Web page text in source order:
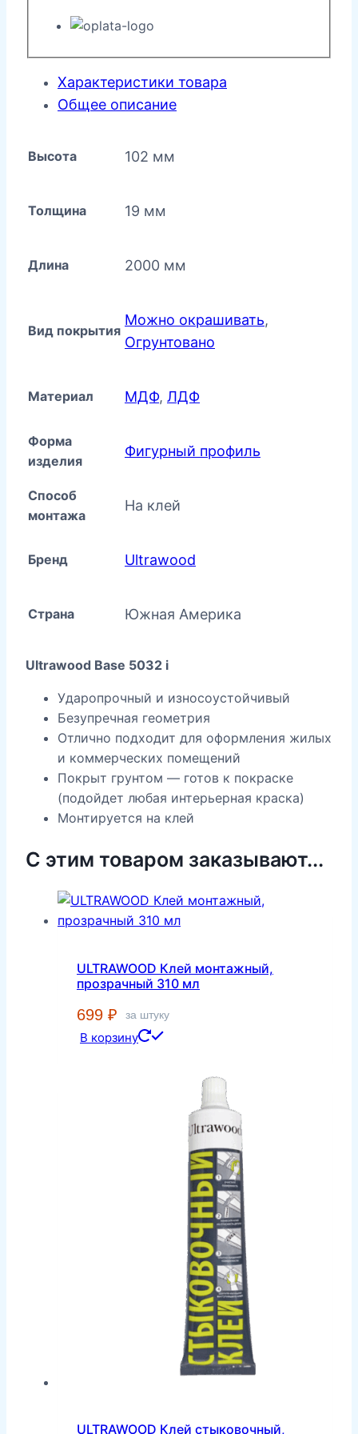
19x102x2000
Характеристики товара
Общее описание
Высота 102 мм
Толщина 19 мм
Длина 2000 мм
Вид покрытия
Можно окрашивать,
Огрунтовано
Материал МДФ, ЛДФ
Форма
изделия
Фигурный профиль
Способ
монтажа
На клей
Бренд Ultrawood
Страна Южная Америка
Ultrawood Base 5032 i
Ударопрочный и износоустойчивый
Безупречная геометрия
Отлично подходит для оформления жилых
и коммерческих помещений
Покрыт грунтом — готов к покраске
(подойдет любая интерьерная краска)
Монтируется на клей
С этим товаром заказывают...
ULTRAWOOD Клей монтажный,
прозрачный 310 мл
699 ₽ за штуку
В корзину
ULTRAWOOD Клей стыковочный,